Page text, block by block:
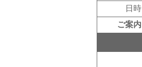
日時
ご案内